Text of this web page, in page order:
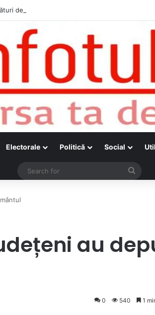
de cetățenii care vor lua parte la Festivalul
Electorale Politică Social
au
0 540 1